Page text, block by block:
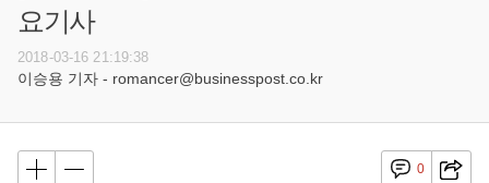
요기사
2018-03-16 21:19:38
이승용 기자 - romancer@businesspost.co.kr
0